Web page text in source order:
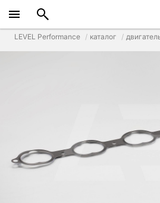
LEVEL Performance каталог